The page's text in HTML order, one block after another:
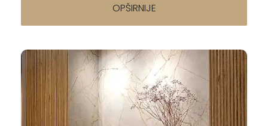
OPŠIRNIJE